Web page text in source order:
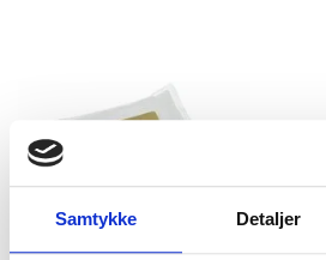
Samtykke Detaljer